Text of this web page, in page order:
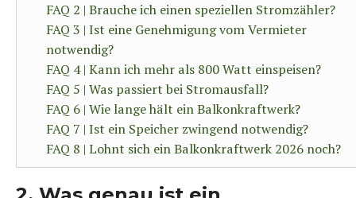
FAQ 2 | Brauche ich einen speziellen Stromzähler?
FAQ 3 | Ist eine Genehmigung vom Vermieter
notwendig?
FAQ 4 | Kann ich mehr als 800 Watt einspeisen?
FAQ 5 | Was passiert bei Stromausfall?
FAQ 6 | Wie lange hält ein Balkonkraftwerk?
FAQ 7 | Ist ein Speicher zwingend notwendig?
FAQ 8 | Lohnt sich ein Balkonkraftwerk 2026 noch?